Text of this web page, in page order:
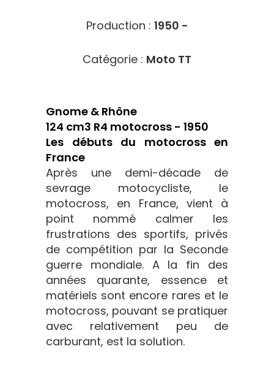
Production : 1950 -
Catégorie : Moto TT
Gnome & Rhône
124 cm3 R4 motocross - 1950
Les débuts du motocross en
France
Après une demi-décade de
sevrage motocycliste, le
motocross, en France, vient à
point nommé calmer les
frustrations des sportifs, privés
de compétition par la Seconde
guerre mondiale. A la fin des
années quarante, essence et
matériels sont encore rares et le
motocross, pouvant se pratiquer
avec relativement peu de
carburant, est la solution.